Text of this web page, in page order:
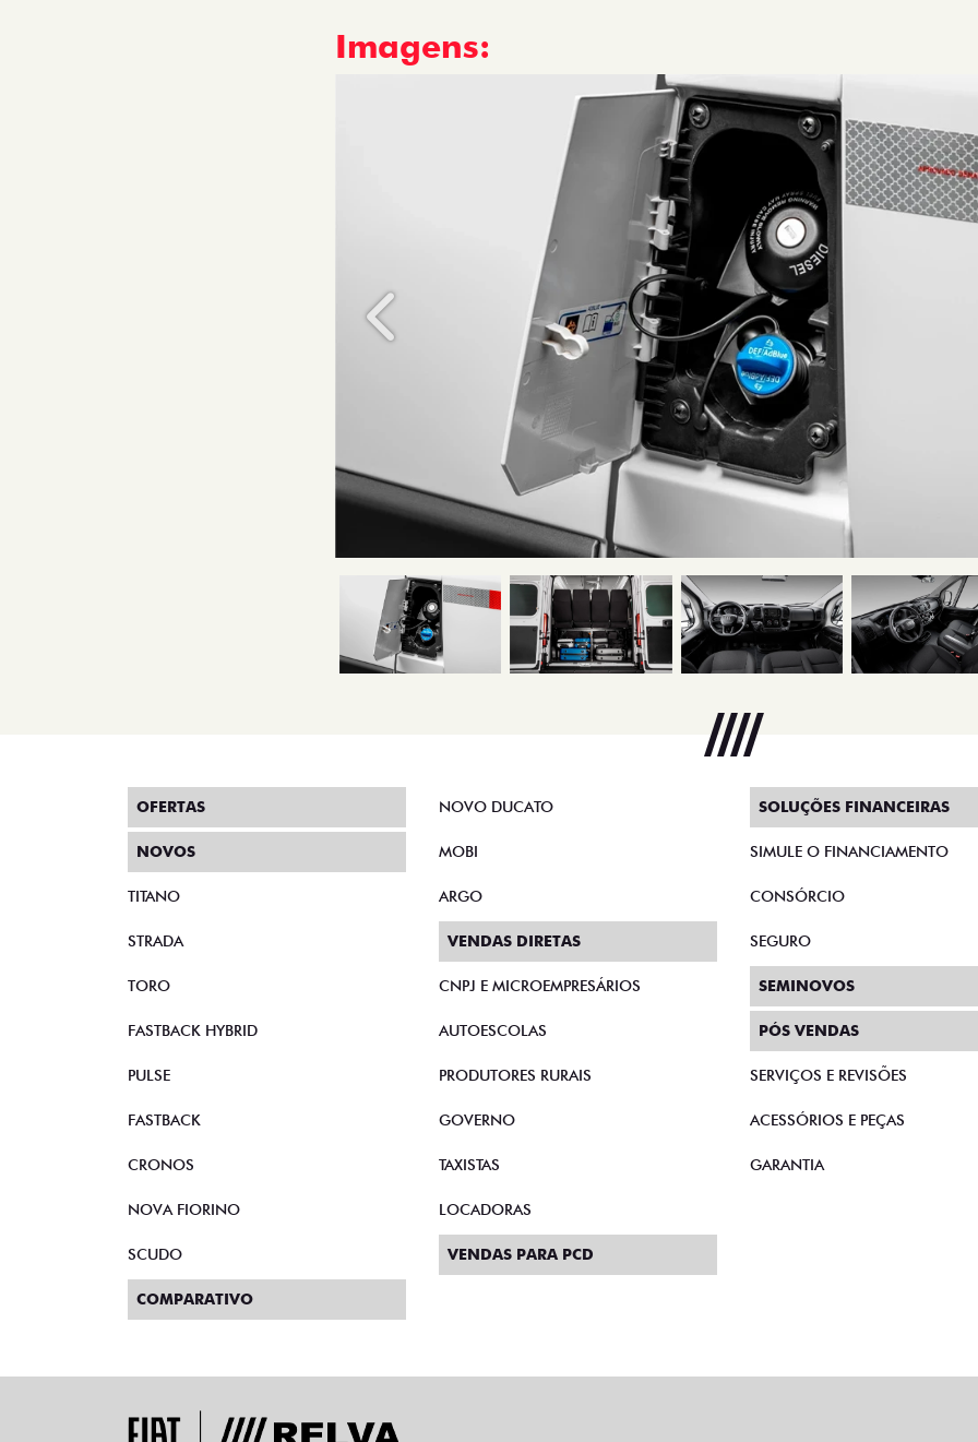
Imagens:
Anterior
OFERTAS
NOVOS
TITANO
STRADA
TORO
FASTBACK HYBRID
PULSE
FASTBACK
CRONOS
NOVA FIORINO
SCUDO
NOVO DUCATO
MOBI
ARGO
VENDAS DIRETAS
CNPJ E MICROEMPRESÁRIOS
AUTOESCOLAS
PRODUTORES RURAIS
GOVERNO
TAXISTAS
LOCADORAS
VENDAS PARA PCD
SOLUÇÕES FINANCEIRAS
SIMULE O FINANCIAMENTO
CONSÓRCIO
SEGURO
SEMINOVOS
PÓS VENDAS
SERVIÇOS E REVISÕES
ACESSÓRIOS E PEÇAS
GARANTIA
COMPARATIVO